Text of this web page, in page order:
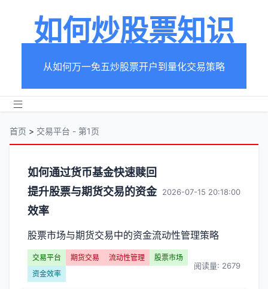
如何炒股票知识
从如何万一免五炒股票开户到量化交易策略
首页 > 交易平台 - 第1页
分
类
【交
易
平
如何通过货币基金快速赎回
提升股票与期货交易的资金
效率
2026-07-15 20:18:00
股票市场与期货交易中的资金流动性管理策略
交易平台 期货交易 流动性管理
股票市场
资金效率
阅读量: 2679